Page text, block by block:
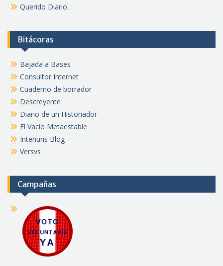
Querido Diario…
Bitácoras
Bajada a Bases
Consultor Internet
Cuaderno de borrador
Descreyente
Diario de un Historiador
El Vacío Metaestable
Interiuris Blog
Versvs
Campañas